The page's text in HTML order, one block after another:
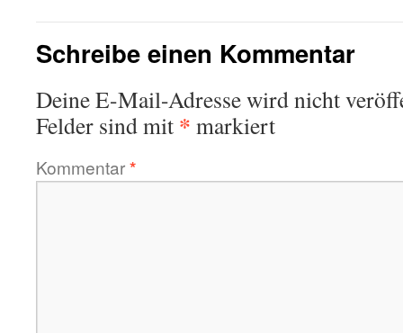
Schreibe einen Kommentar
Deine E-Mail-Adresse wird nicht
Felder sind mit * markiert
Kommentar*